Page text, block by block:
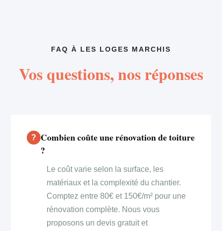
FAQ À LES LOGES MARCHIS
Vos questions, nos réponses
Combien coûte une rénovation de toiture
?
Le coût varie selon la surface, les
matériaux et la complexité du chantier.
Comptez entre 80€ et 150€/m² pour une
rénovation complète. Nous vous
proposons un devis gratuit et